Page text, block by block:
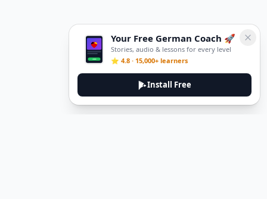
Your Free German Coach 🚀
Stories, audio & lessons for every level
⭐ 4.8 · 15,000+ learners
Install Free